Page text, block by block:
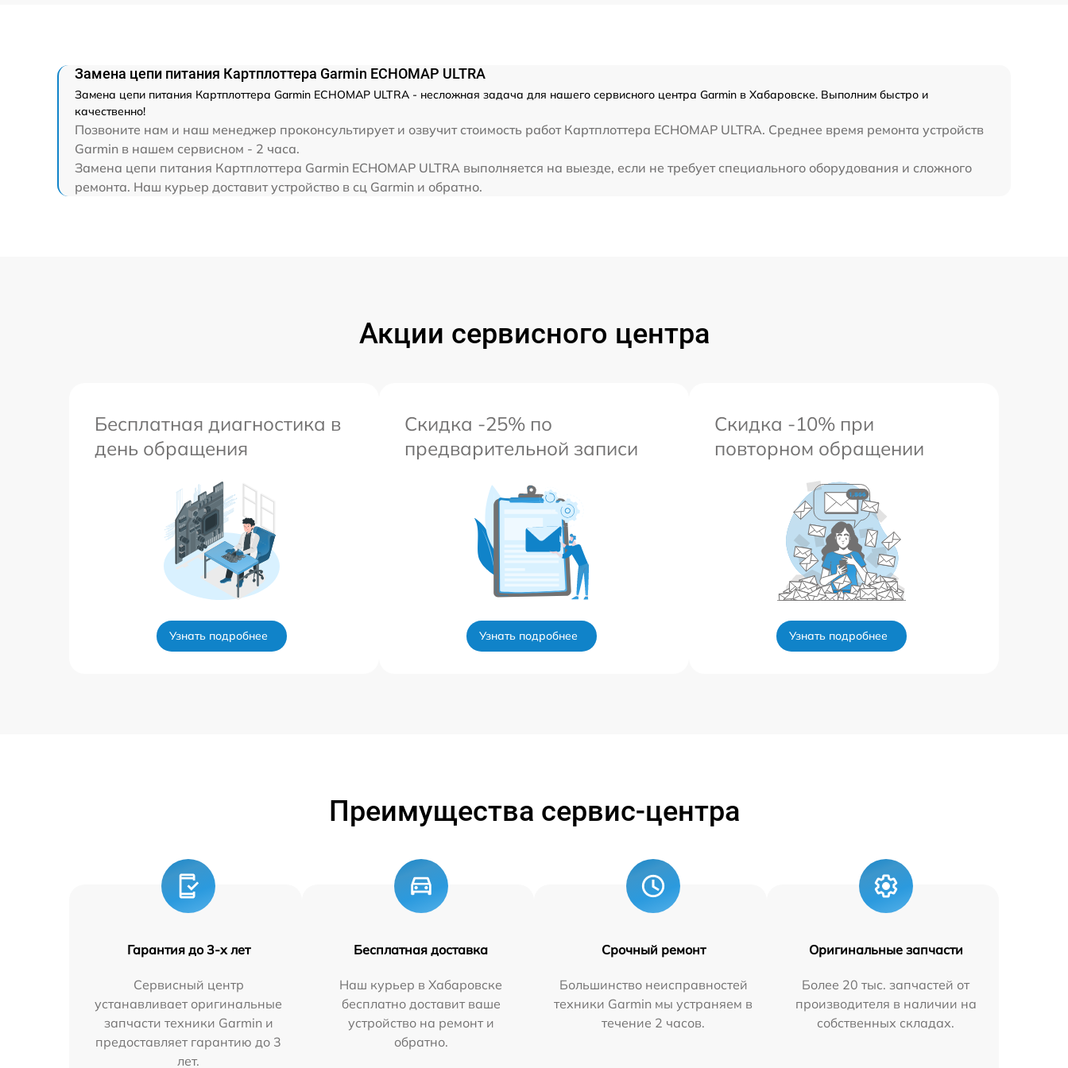
Замена цепи питания Картплоттера Garmin ECHOMAP ULTRA
Замена цепи питания Картплоттера Garmin ECHOMAP ULTRA - несложная задача для нашего сервисного центра Garmin в Хабаровске. Выполним быстро и
качественно!
Позвоните нам и наш менеджер проконсультирует и озвучит стоимость работ Картплоттера ECHOMAP ULTRA. Среднее время ремонта устройств
Garmin в нашем сервисном - 2 часа.
Замена цепи питания Картплоттера Garmin ECHOMAP ULTRA выполняется на выезде, если не требует специального оборудования и сложного
ремонта. Наш курьер доставит устройство в сц Garmin и обратно.
Акции сервисного центра
Бесплатная диагностика в
день обращения
Узнать подробнее
Скидка -25% по
предварительной записи
Узнать подробнее
Скидка -10% при
повторном обращении
Узнать подробнее
Преимущества сервис-центра
Гарантия до 3-х лет
Сервисный центр
устанавливает оригинальные
запчасти техники Garmin и
предоставляет гарантию до 3
лет.
Бесплатная доставка
Наш курьер в Хабаровске
бесплатно доставит ваше
устройство на ремонт и
обратно.
Срочный ремонт
Большинство неисправностей
техники Garmin мы устраняем в
течение 2 часов.
Оригинальные запчасти
Более 20 тыс. запчастей от
производителя в наличии на
собственных складах.